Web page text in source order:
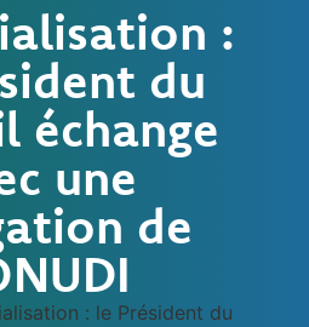
:
du
échange
une
de
: le Président du